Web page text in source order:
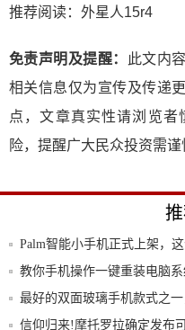
推荐阅读： 外星人15r4
免责声明及提醒：
此文内
相关信息仅为宣传及传递
点，文章真实性请浏览
险，提醒广大民众投资需谨
Palm智能小手机正式上架，
了！
教你手机操作一键重装电脑
最好的双面玻璃手机款式之
位？
信仰归来!摩托罗拉确定发布